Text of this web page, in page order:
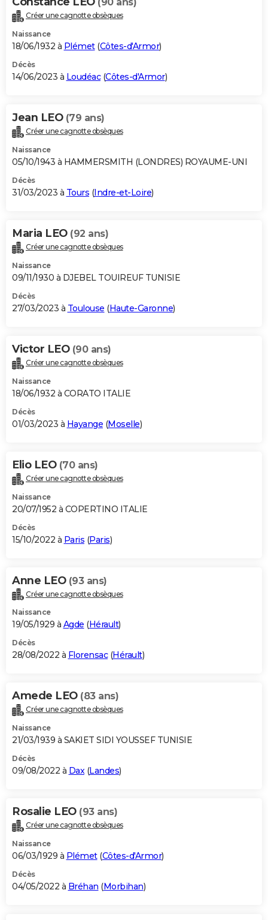
Créer une cagnotte obsèques
Naissance
18/06/1932 à Plémet(Côtes-d'Armor)
Décès
14/06/2023 à Loudéac(Côtes-d'Armor)
Jean LEO (79 ans)
Créer une cagnotte obsèques
Naissance
05/10/1943 à HAMMERSMITH (LONDRES) ROYAUME-UNI
Décès
31/03/2023 à Tours (Indre-et-Loire)
Maria LEO (92 ans)
Créer une cagnotte obsèques
Naissance
09/11/1930 à DJEBEL TOUIREUF TUNISIE
Décès
27/03/2023 à Toulouse (Haute-Garonne)
Victor LEO (90 ans)
Créer une cagnotte obsèques
Naissance
18/06/1932 à CORATO ITALIE
Décès
01/03/2023 à Hayange (Moselle)
Elio LEO (70 ans)
Créer une cagnotte obsèques
Naissance
20/07/1952 à COPERTINO ITALIE
Décès
15/10/2022 à Paris (Paris)
Anne LEO (93 ans)
Créer une cagnotte obsèques
Naissance
19/05/1929 à Agde (Hérault)
Décès
28/08/2022 à Florensac(Hérault)
Amede LEO (83 ans)
Créer une cagnotte obsèques
Naissance
21/03/1939 à SAKIET SIDI YOUSSEF TUNISIE
Décès
09/08/2022 à Dax(Landes)
Rosalie LEO (93 ans)
Créer une cagnotte obsèques
Naissance
06/03/1929 à Plémet(Côtes-d'Armor)
Décès
04/05/2022 à Bréhan (Morbihan)